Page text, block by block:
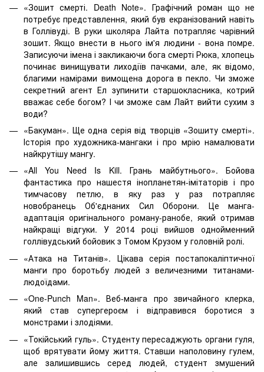
«Зошит смерті. Death Note». Графічний роман що не
потребує представлення, який був екранізований навіть
в Голлівуді. В руки школяра Лайта потрапляє чарівний
зошит. Якщо внести в нього ім'я людини - вона помре.
Записуючи імена і закликаючи бога смерті Рюка, хлопець
починає винищувати лиходіїв пачками, але, як відомо,
благими намірами вимощена дорога в пекло. Чи зможе
секретний агент Ел зупинити старшокласника, котрий
вважає себе богом? І чи зможе сам Лайт вийти сухим з
води?
«Бакуман». Ще одна серія від творців «Зошиту смерті».
Історія про художника-мангаки і про мрію намалювати
найкрутішу мангу.
«All You Need Is Kill. Грань майбутнього». Бойова
фантастика про нашестя інопланетян-імітаторів і про
тимчасову петлю, в яку раз у раз потрапляє
новобранець Об'єднаних Сил Оборони. Це манга-
адаптація оригінального роману-ранобе, який отримав
найкращі відгуки. У 2014 році вийшов однойменний
голлівудський бойовик з Томом Крузом у головній ролі.
«Атака на Титанів». Цікава серія постапокаліптичної
манги про боротьбу людей з величезними титанами-
людоїдами.
«One-Punch Man». Веб-манга про звичайного клерка,
який став супергероєм і відправився боротися з
монстрами і злодіями.
«Токійський гуль». Студенту пересаджують органи гуля,
щоб врятувати йому життя. Ставши наполовину гулем,
але залишившись серед людей, студент змушений